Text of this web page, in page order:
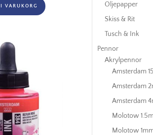
VARUKORG
Oljepapper
Skiss & Rit
Tusch & Ink
Pennor
Akrylpennor
Amsterdam
Amsterdam
Amsterdam
Molotow
Molotow